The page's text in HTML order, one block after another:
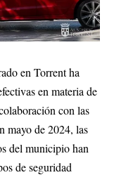
en Torrent ha
en materia de
con las
mayo de 2024, las
del municipio han
de seguridad